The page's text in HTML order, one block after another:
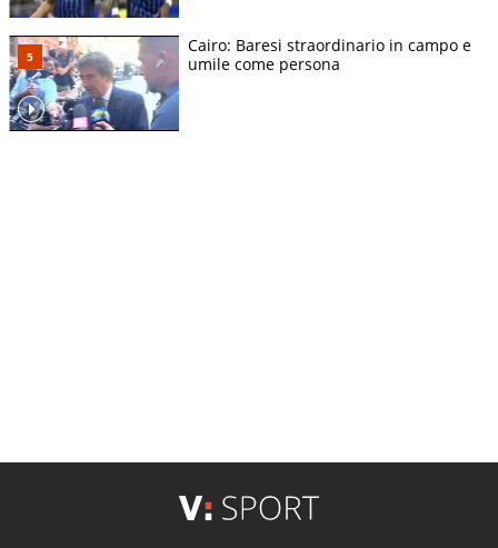
Cairo: Baresi straordinario in campo e
umile come persona